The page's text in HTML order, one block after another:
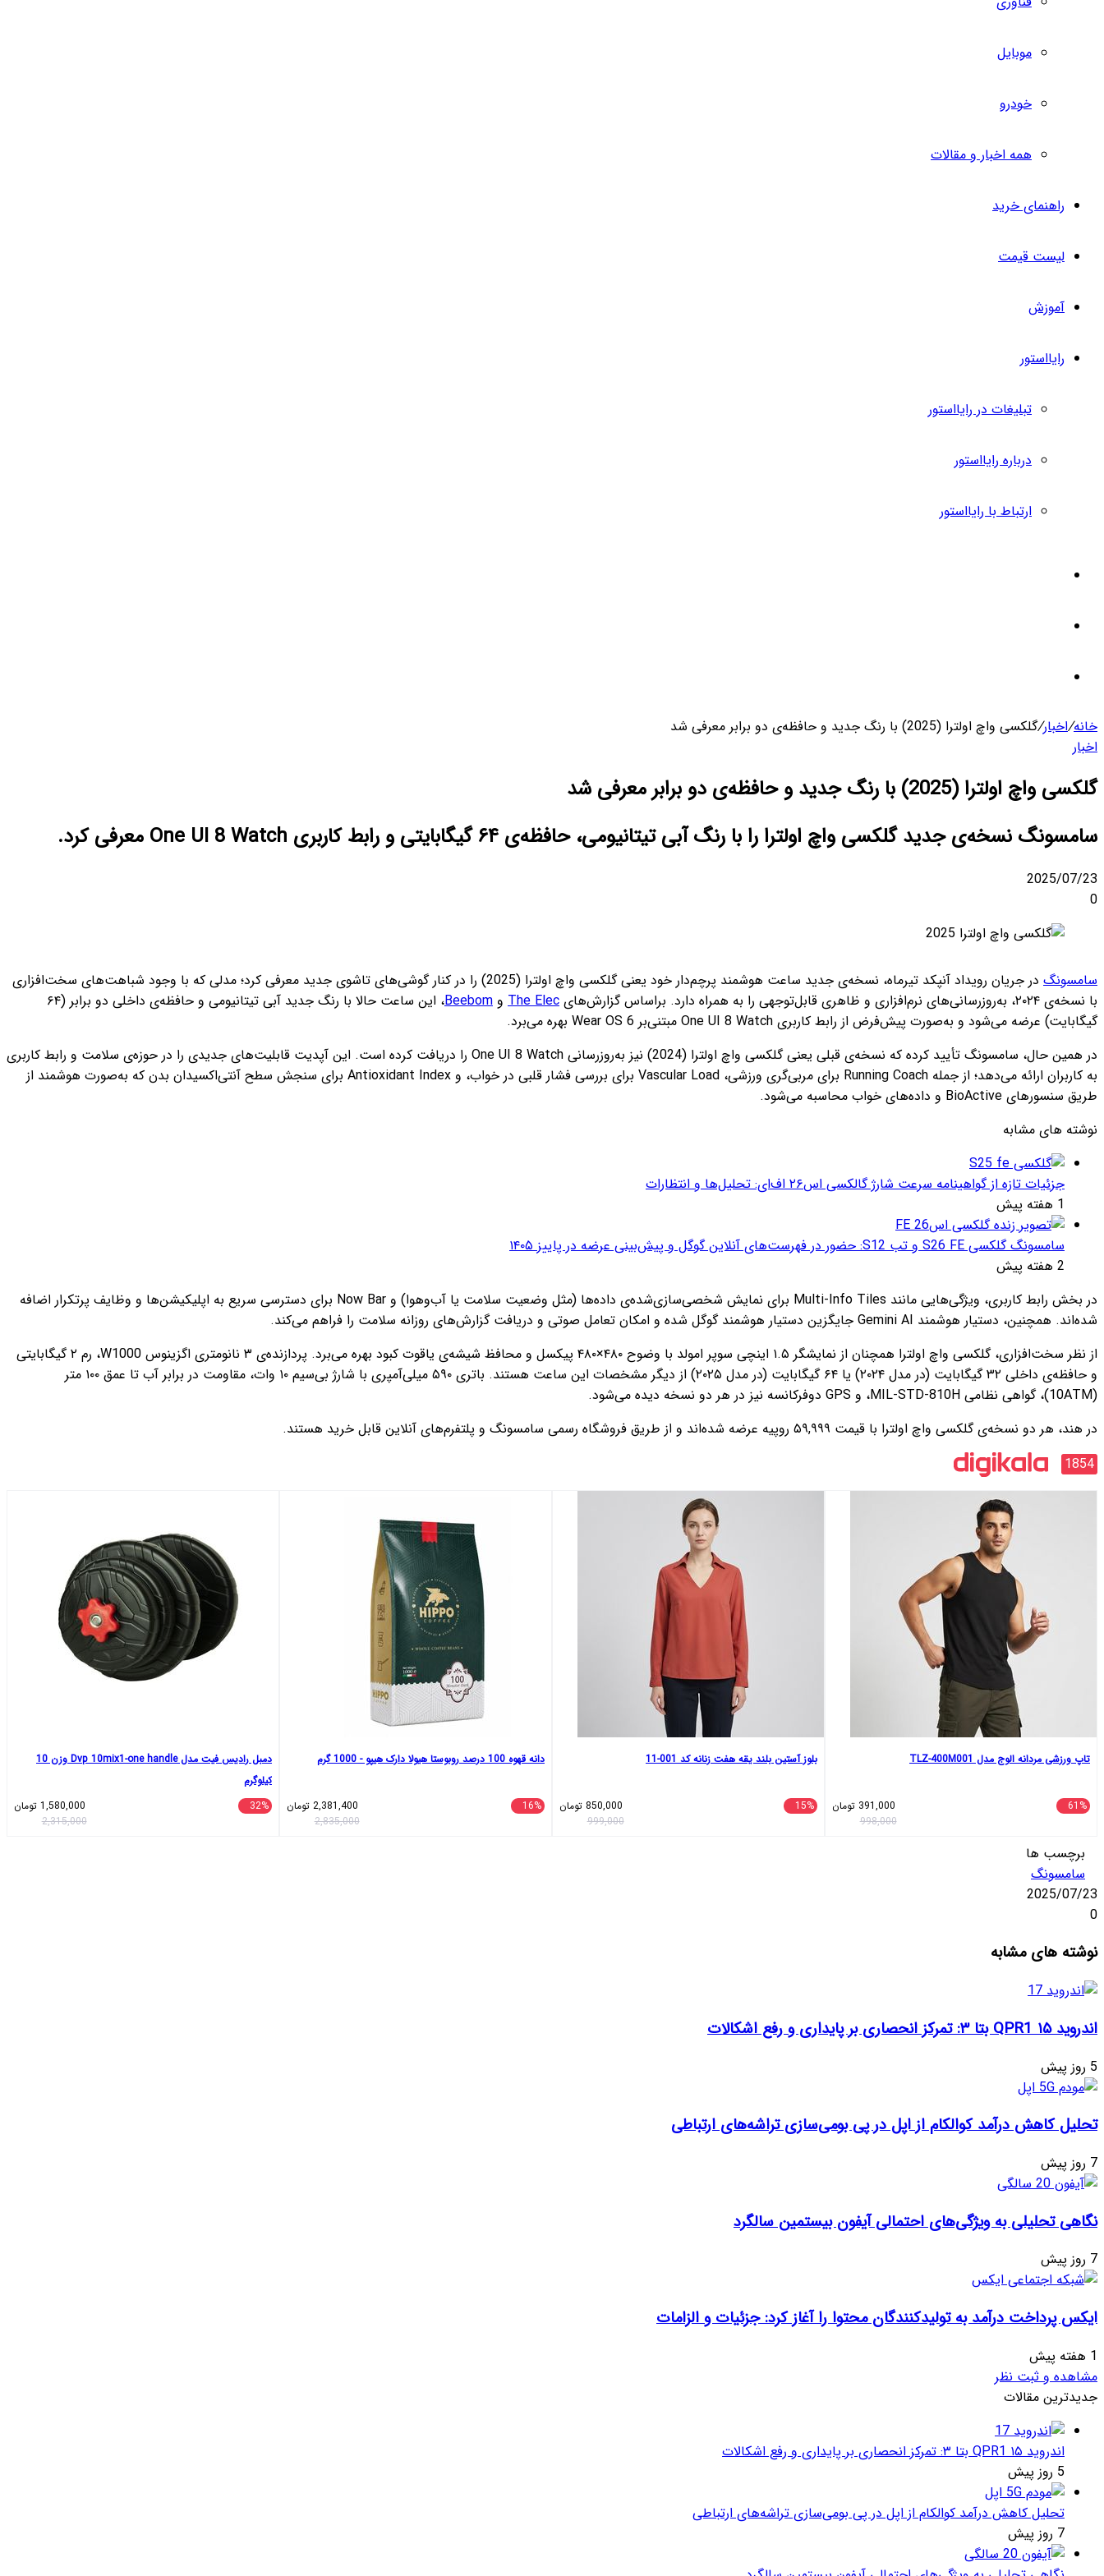
موبایل
خودرو
همه اخبار و مقالات
راهنمای خرید
لیست قیمت
آموزش
رایااستور
تبلیغات در رایااستور
درباره رایااستور
ارتباط با رایااستور
برای خانه/اخبار/گلکسی واچ اولترا (2025) با رنگ جدید و حافظه‌ی دو برابر معرفی شد
اخبار
گلکسی واچ اولترا (2025) با رنگ جدید و حافظه‌ی دو برابر معرفی شد
سامسونگ نسخه‌ی جدید گلکسی واچ اولترا را با رنگ آبی تیتانیومی، حافظه‌ی ۶۴ گیگابایتی و رابط کاربری One UI 8 Watch معرفی کرد.
2025/07/23
0
سامسونگ
در جریان رویداد آنپکد تیرماه، نسخه‌ی جدید ساعت هوشمند پرچم‌دار خود یعنی گلکسی واچ اولترا (2025) را در کنار گوشی‌های تاشوی جدید معرفی کرد؛ مدلی که با وجود شباهت‌های سخت‌افزاری
با نسخه‌ی ۲۰۲۴، به‌روزرسانی‌های نرم‌افزاری و ظاهری قابل‌توجهی را به همراه دارد. براساس گزارش‌های
The Elec و Beebom
، این ساعت حالا با رنگ جدید آبی تیتانیومی و حافظه‌ی داخلی دو برابر (۶۴
گیگابایت) عرضه می‌شود و به‌صورت پیش‌فرض از رابط کاربری One UI 8 Watch مبتنی‌بر Wear OS 6 بهره می‌برد.
در همین حال، سامسونگ تأیید کرده که نسخه‌ی قبلی یعنی گلکسی واچ اولترا (2024) نیز به‌روزرسانی One UI 8 Watch را دریافت کرده است. این آپدیت قابلیت‌های جدیدی را در حوزه‌ی سلامت و رابط کاربری
به کاربران ارائه می‌دهد؛ از جمله Running Coach برای مربی‌گری ورزشی، Vascular Load برای بررسی فشار قلبی در خواب، و Antioxidant Index برای سنجش سطح آنتی‌اکسیدان بدن که به‌صورت هوشمند از
طریق سنسورهای BioActive و داده‌های خواب محاسبه می‌شود.
نوشته های مشابه
جزئیات تازه از گواهینامه سرعت شارژ گالکسی اس۲۶ اف‌ای: تحلیل‌ها و انتظارات
1 هفته پیش
سامسونگ گلکسی S26 FE و تب S12: حضور در فهرست‌های آنلاین گوگل و پیش‌بینی عرضه در پاییز ۱۴۰۵
2 هفته پیش
در بخش رابط کاربری، ویژگی‌هایی مانند Multi-Info Tiles برای نمایش شخصی‌سازی‌شده‌ی داده‌ها (مثل وضعیت سلامت یا آب‌وهوا) و Now Bar برای دسترسی سریع به اپلیکیشن‌ها و وظایف پرتکرار اضافه
شده‌اند. همچنین، دستیار هوشمند Gemini AI جایگزین دستیار هوشمند گوگل شده و امکان تعامل صوتی و دریافت گزارش‌های روزانه سلامت را فراهم می‌کند.
از نظر سخت‌افزاری، گلکسی واچ اولترا همچنان از نمایشگر ۱.۵ اینچی سوپر امولد با وضوح ۴۸۰×۴۸۰ پیکسل و محافظ شیشه‌ی یاقوت کبود بهره می‌برد. پردازنده‌ی ۳ نانومتری اگزینوس W1000، رم ۲ گیگابایتی
و حافظه‌ی داخلی ۳۲ گیگابایت (در مدل ۲۰۲۴) یا ۶۴ گیگابایت (در مدل ۲۰۲۵) از دیگر مشخصات این ساعت هستند. باتری ۵۹۰ میلی‌آمپری با شارژ بی‌سیم ۱۰ وات، مقاومت در برابر آب تا عمق ۱۰۰ متر
(10ATM)، گواهی نظامی MIL-STD-810H، و GPS دوفرکانسه نیز در هر دو نسخه دیده می‌شود.
در هند، هر دو نسخه‌ی گلکسی واچ اولترا با قیمت ۵۹,۹۹۹ روپیه عرضه شده‌اند و از طریق فروشگاه رسمی سامسونگ و پلتفرم‌های آنلاین قابل خرید هستند.
1854
تاپ ورزشی مردانه الوج مدل TLZ-400M001
61%
391,000 تومان
998,000
بلوز آستین بلند یقه هفت زنانه کد 001-11
15%
850,000 تومان
999,000
دانه قهوه 100 درصد روبوستا هیولا دارک هیپو - 1000 گرم
16%
2,381,400 تومان
2,835,000
دمبل رادیس فیت مدل Dvp 10mix1-one handle وزن 10
کیلوگرم
32%
1,580,000 تومان
2,315,000
برچسب ها
سامسونگ
2025/07/23
0
آپ
گذاری
با
ایمیل
نوشته های مشابه
اندروید ۱۵ QPR1 بتا ۳: تمرکز انحصاری بر پایداری و رفع اشکالات
5 روز پیش
تحلیل کاهش درآمد کوالکام از اپل در پی بومی‌سازی تراشه‌های ارتباطی
7 روز پیش
نگاهی تحلیلی به ویژگی‌های احتمالی آیفون بیستمین سالگرد
7 روز پیش
ایکس پرداخت درآمد به تولیدکنندگان محتوا را آغاز کرد: جزئیات و الزامات
1 هفته پیش
مشاهده و ثبت نظر
جدیدترین مقالات
اندروید ۱۵ QPR1 بتا ۳: تمرکز انحصاری بر پایداری و رفع اشکالات
5 روز پیش
تحلیل کاهش درآمد کوالکام از اپل در پی بومی‌سازی تراشه‌های ارتباطی
7 روز پیش